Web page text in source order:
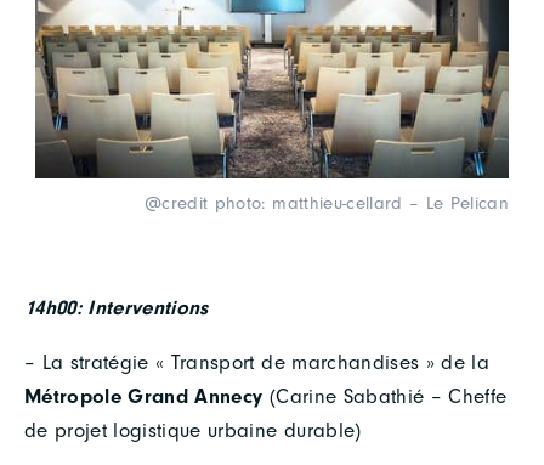
@credit photo: matthieu-cellard – Le Pelican
14h00: Interventions
– La stratégie « Transport de marchandises » de la
Métropole Grand Annecy (Carine Sabathié – Cheffe
de projet logistique urbaine durable)